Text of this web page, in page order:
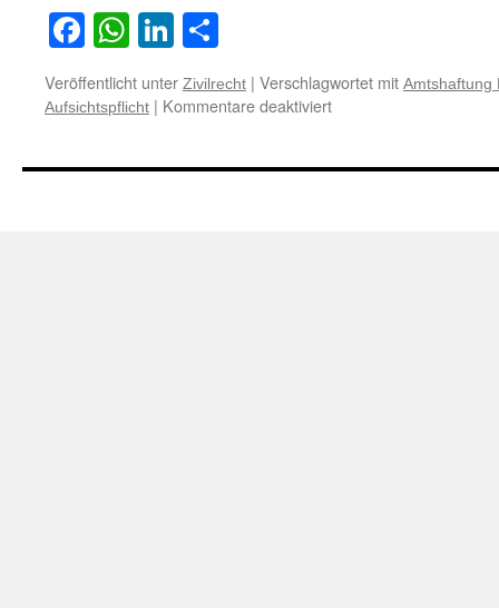
Facebook
WhatsApp
LinkedIn
Veröffentlicht unter Zivilrecht | Verschlagwortet mit Amtshaftung
Aufsichtspflicht | Kommentare deaktiviertfür
Freigelände